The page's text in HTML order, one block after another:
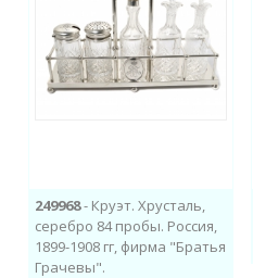
249968- Круэт. Хрусталь,
серебро 84 пробы. Россия,
1899-1908 гг, фирма "Братья
Грачевы".